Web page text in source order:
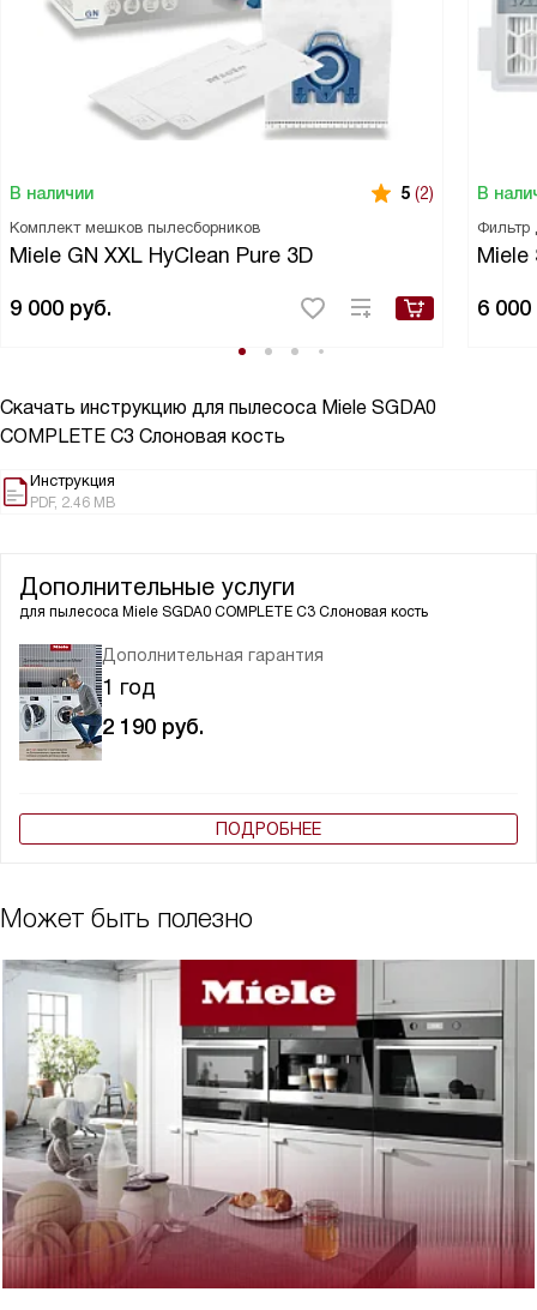
В наличии 5 (2)
Комплект мешков пылесборников
Miele GN XXL HyClean Pure 3D
9 000 руб.
В
Фильтр
Miele
6 000
Скачать инструкцию для пылесоса Miele SGDA0
COMPLETE C3 Слоновая кость
Инструкция
PDF, 2.46 MB
Дополнительные услуги
для пылесоса Miele SGDA0 COMPLETE C3 Слоновая кость
Дополнительная гарантия
1 год
2 190 руб.
ПОДРОБНЕЕ
Может быть полезно